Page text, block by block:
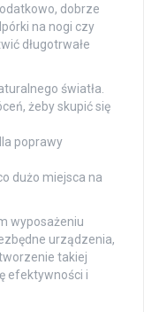
dobrze
na nogi czy
długotrwałe
światła.
żeby skupić się
poprawy
dużo miejsca na
wyposażeniu
urządzenia,
takiej
efektywności i